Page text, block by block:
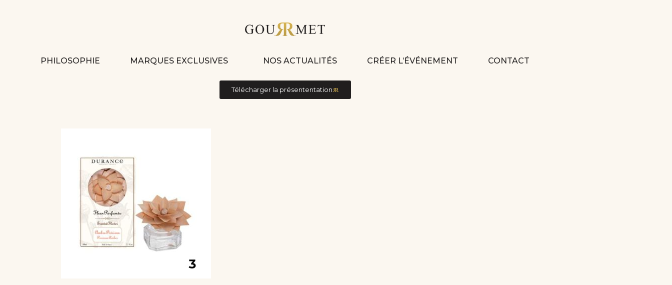
PHILOSOPHIE MARQUES EXCLUSIVES NOS ACTUALITÉS CRÉER L’ÉVÉNEMENT CONTACT
Télécharger la présententation